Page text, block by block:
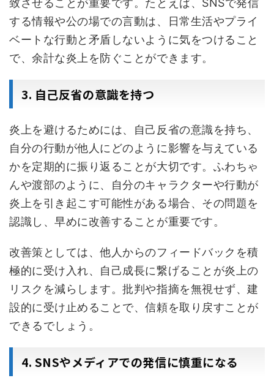
する情報や公の場での言動は、日常生活やプライ
ベートな行動と矛盾しないように気をつけること
で、余計な炎上を防ぐことができます。
3. 自己反省の意識を持つ
炎上を避けるためには、自己反省の意識を持ち、
自分の行動が他人にどのように影響を与えている
かを定期的に振り返ることが大切です。ふわちゃ
んや渡部のように、自分のキャラクターや行動が
炎上を引き起こす可能性がある場合、その問題を
認識し、早めに改善することが重要です。
改善策としては、他人からのフィードバックを積
極的に受け入れ、自己成長に繋げることが炎上の
リスクを減らします。批判や指摘を無視せず、建
設的に受け止めることで、信頼を取り戻すことが
できるでしょう。
4. SNSやメディアでの発信に慎重になる